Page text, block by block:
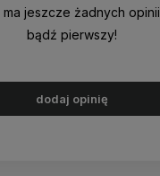
ma jeszcze żadnych opinii,
bądź pierwszy!
dodaj opinię